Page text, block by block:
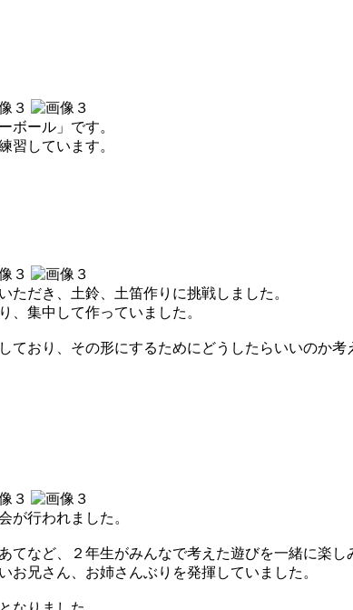
ボール」です。
習しています。
ただき、土鈴、土笛作りに挑戦しました。
、集中して作っていました。
ており、その形にするためにどうしたらいいのか考
が行われました。
てなど、２年生がみんなで考えた遊びを一緒に楽し
お兄さん、お姉さんぶりを発揮していました。